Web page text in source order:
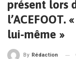
présent lors
l’ACEFOOT.
lui-même »
By Rédaction